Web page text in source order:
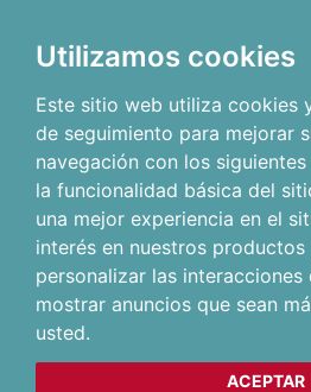
Utilizamos cookies
Este sitio web utiliza cookies
de seguimiento para mejorar
navegación con los siguientes
la funcionalidad básica del
una mejor experiencia en el
interés en nuestros
personalizar las interacciones
mostrar anuncios que sean
usted.
ACEPTAR